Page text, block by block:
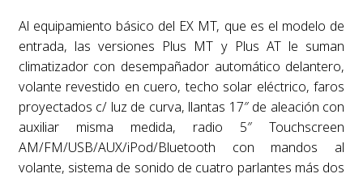
Al equipamiento básico del EX MT, que es el modelo de
entrada, las versiones Plus MT y Plus AT le suman
climatizador con desempañador automático delantero,
volante revestido en cuero, techo solar eléctrico, faros
proyectados c/ luz de curva, llantas 17″ de aleación con
auxiliar misma medida, radio 5″ Touchscreen
AM/FM/USB/AUX/iPod/Bluetooth con mandos al
volante, sistema de sonido de cuatro parlantes más dos